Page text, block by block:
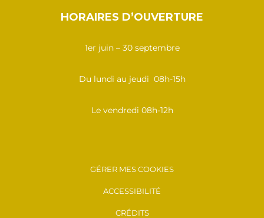
HORAIRES D’OUVERTURE
1er juin – 30 septembre
Du lundi au jeudi 08h-15h
Le vendredi 08h-12h
GÉRER MES COOKIES
ACCESSIBILITÉ
CRÉDITS